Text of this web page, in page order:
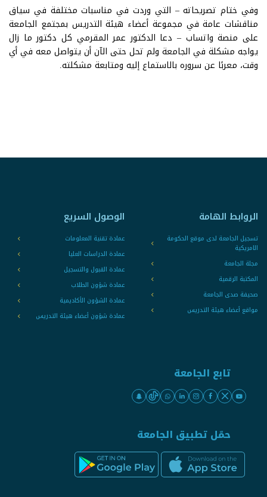
وفي ختام تصريحاته – التي وردت في مناسبات مختلفة في سياق
مناقشات عامة في مجموعة أعضاء هيئة التدريس بمجتمع الجامعة
على منصة واتساب – دعا الدكتور عمر المقرمي كل دكتور ما زال
يواجه مشكلة في الجامعة ولم تحل حتى الآن أن يتواصل معه في أي
وقت، معربًا عن سروره بالاستماع إليه ومتابعة مشكلته.
الروابط الهامة
تسجيل الجامعة لدى موقع الحكومة
الامريكية
مجلة الجامعة
المكتبة الرقمية
صحيفة صدى الجامعة
مواقع أعضاء هيئة التدريس
الوصول السريع
عمادة تقنية المعلومات
عمادة الدراسات العليا
عمادة القبول والتسجيل
عمادة شؤون الطلاب
عمادة الشؤون الأكاديمية
عمادة شؤون أعضاء هيئة التدريس
تابع الجامعة
حمّل تطبيق الجامعة